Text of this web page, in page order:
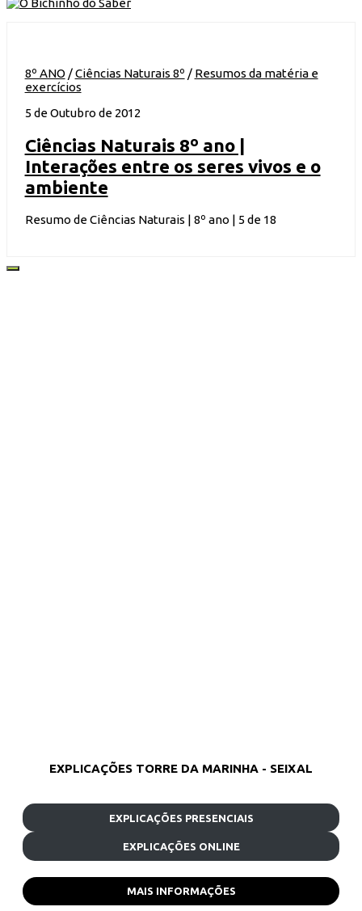
8º ANO /Ciências Naturais 8º / Resumos da matéria e
exercícios
5 de Outubro de 2012
Ciências Naturais 8º ano |
Interações entre os seres vivos e o
ambiente
Resumo de Ciências Naturais | 8º ano | 5 de 18
EXPLICAÇÕES TORRE DA MARINHA - SEIXAL
EXPLICAÇÕES PRESENCIAIS
EXPLICAÇÕES ONLINE
MAIS INFORMAÇÕES